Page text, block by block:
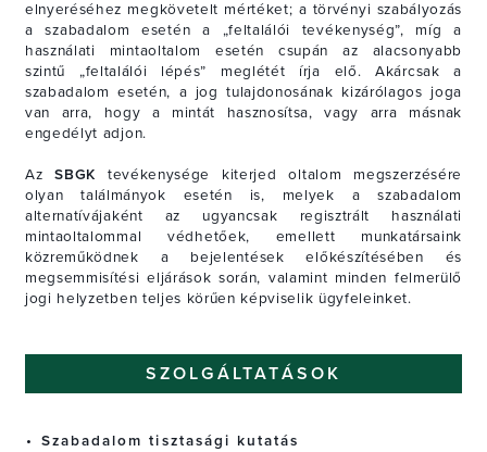
elnyeréséhez megkövetelt mértéket; a törvényi szabályozás
a szabadalom esetén a „feltalálói tevékenység”, míg a
használati mintaoltalom esetén csupán az alacsonyabb
szintű „feltalálói lépés” meglétét írja elő. Akárcsak a
szabadalom esetén, a jog tulajdonosának kizárólagos joga
van arra, hogy a mintát hasznosítsa, vagy arra másnak
engedélyt adjon.
AzSBGK tevékenysége kiterjed oltalom megszerzésére
olyan találmányok esetén is, melyek a szabadalom
alternatívájaként az ugyancsak regisztrált használati
mintaoltalommal védhetőek, emellett munkatársaink
közreműködnek a bejelentések előkészítésében és
megsemmisítési eljárások során, valamint minden felmerülő
jogi helyzetben teljes körűen képviselik ügyfeleinket.
SZOLGÁLTATÁSOK
Szabadalom tisztasági kutatás